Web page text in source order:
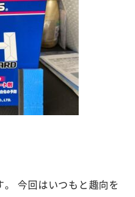
今回はいつもと趣向を